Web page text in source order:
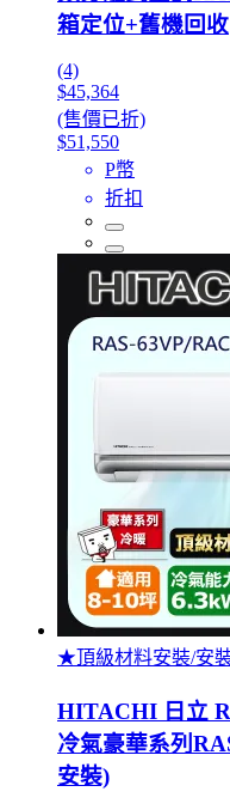
箱定位+舊機回收
(4)
$45,364
(售價已折)
$51,550
P幣
折扣
★頂級材料安裝/安
HITACHI 日立
冷氣豪華系列
安裝)